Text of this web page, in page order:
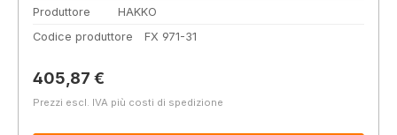
Produttore
HAKKO
Codice produttore
FX 971-31
Prezzo normale:
405,87 €
Prezzi escl. IVA più costi di spedizione